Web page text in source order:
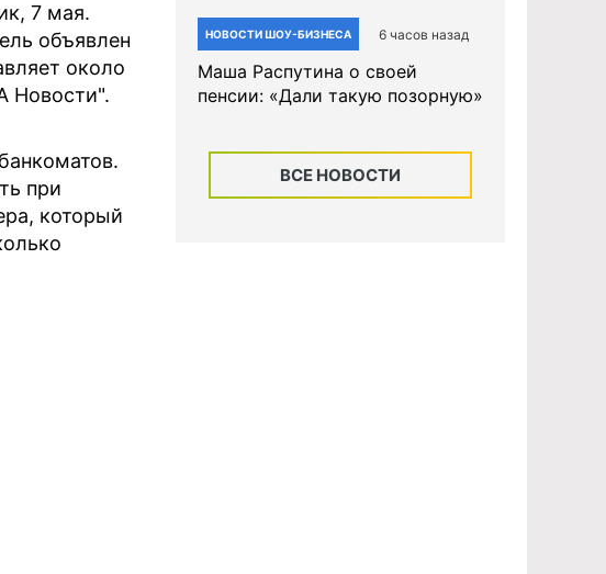
7 мая.
объявлен
около
Новости".
при
который
НОВОСТИ ШОУ-БИЗНЕСА 6 часов назад
Маша Распутина о своей
пенсии: «Дали такую позорную»
ВСЕ НОВОСТИ